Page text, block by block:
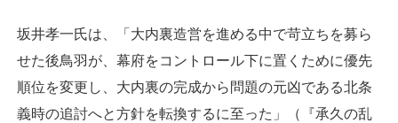
坂井孝一氏は、「大内裏造営を進める中で苛立ちを募ら
せた後鳥羽が、幕府をコントロール下に置くために優先
順位を変更し、大内裏の完成から問題の元凶である北条
義時の追討へと方針を転換するに至った」（『承久の乱